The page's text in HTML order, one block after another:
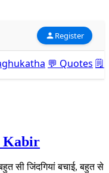
Register
💬 Quotes 🗒️
Kabir
सी जिंदगियां बचाई, बहुत से